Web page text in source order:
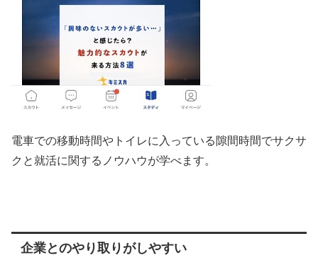
電車での移動時間やトイレに入っている隙間時間でサクサ
クと就活に関するノウハウが学べます。
企業とのやり取りがしやすい